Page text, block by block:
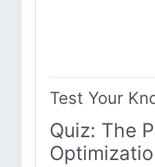
Test Your
Quiz: The